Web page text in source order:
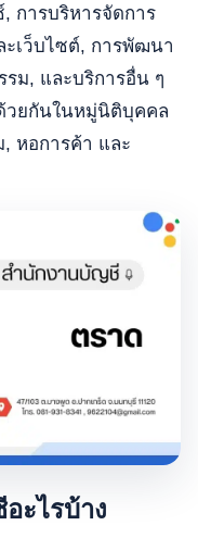
การบริหารจัดการ
เว็บไซต์, การพัฒนา
รม, และบริการอื่น ๆ
วยกันในหมู่นิติบุคคล
หอการค้า และ
ะไรบ้าง